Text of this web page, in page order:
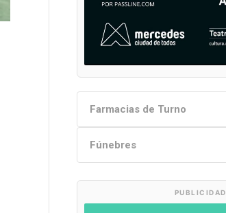
Farmacias de Turno
Fúnebres
PUBLICIDAD